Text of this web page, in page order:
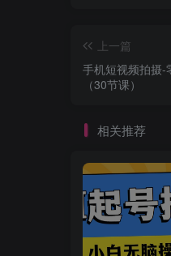
上一篇
手机短视频拍摄-
（30节课）
相关推荐